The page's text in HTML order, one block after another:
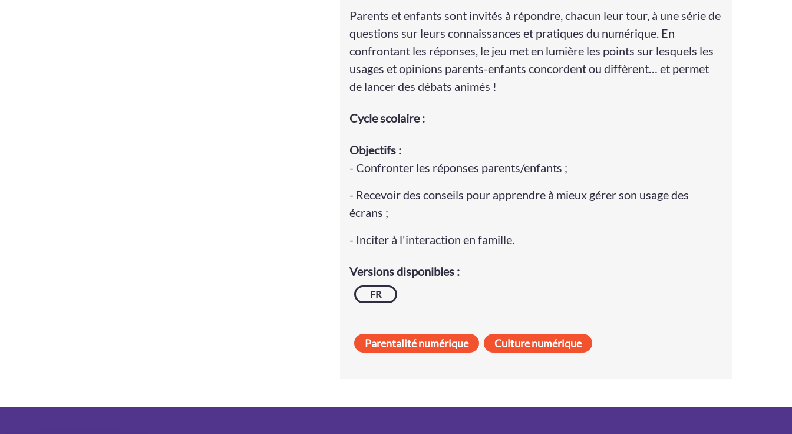
Parents et enfants sont invités à répondre, chacun leur tour, à une série de
questions sur leurs connaissances et pratiques du numérique. En
confrontant les réponses, le jeu met en lumière les points sur lesquels les
usages et opinions parents-enfants concordent ou diffèrent… et permet
de lancer des débats animés !
Cyclescolaire:
Objectifs :
- Confronter les réponses parents/enfants ;
- Recevoir des conseils pour apprendre à mieux gérer son usage des
écrans ;
- Inciter à l'interaction en famille.
Versions disponibles :
FR
Parentalité numérique Culture numérique